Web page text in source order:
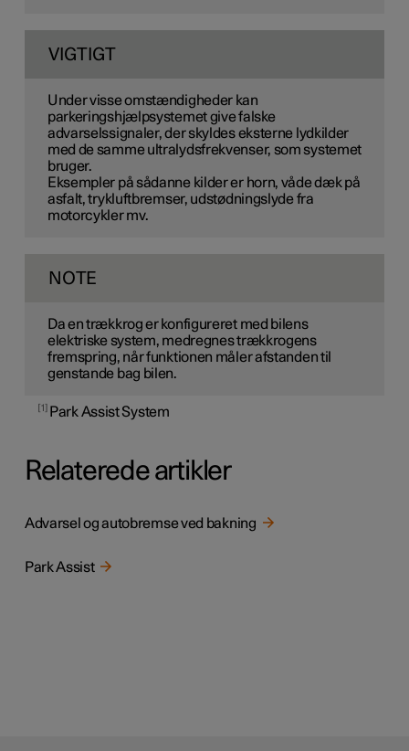
VIGTIGT
Under visse omstændigheder kan
parkeringshjælpsystemet give falske
advarselssignaler, der skyldes eksterne lydkilder
med de samme ultralydsfrekvenser, som systemet
bruger.
Eksempler på sådanne kilder er horn, våde dæk på
asfalt, trykluftbremser, udstødningslyde fra
motorcykler mv.
NOTE
Da en trækkrog er konfigureret med bilens
elektriske system, medregnes trækkrogens
fremspring, når funktionen måler afstanden til
genstande bag bilen.
1 Park Assist System
Relaterede artikler
Advarsel og autobremse ved bakning
Park Assist